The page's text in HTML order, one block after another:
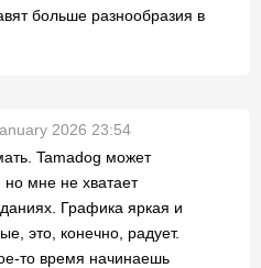
больше разнообразия в
2026 23:54
Tamadog может
но мне не хватает
Графика яркая и
это, конечно, радует.
то время начинаешь